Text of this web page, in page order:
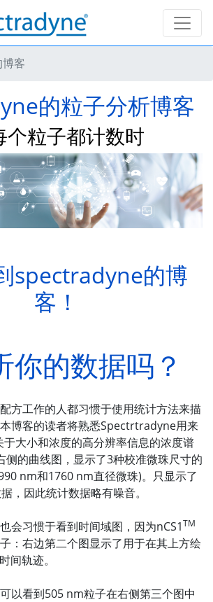
客
的粒子分析博客
个粒子都计数时
spectradyne的博
客！
你的数据吗？
方工作的人都习惯于使用统计方法来描
博客的读者将熟悉Spectrtradyne用来
于大小和浓度的高分辨率信息的浓度谱
侧的曲线图，显示了3种校准微珠尺寸的
nm和1760 nm直径微珠)。只显示了
，因此统计数据略有噪音。
会习惯于看到时间域图，因为nCS1TM
：右边第二个图显示了用于在其上方绘
间轨迹。
以看到505 nm粒子在右侧第三个图中